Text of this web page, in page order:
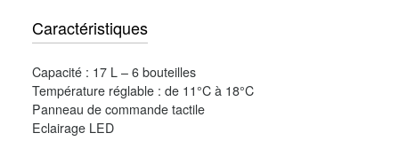
Caractéristiques
Capacité : 17 L – 6 bouteilles
Température réglable : de 11°C à 18°C
Panneau de commande tactile
Eclairage LED